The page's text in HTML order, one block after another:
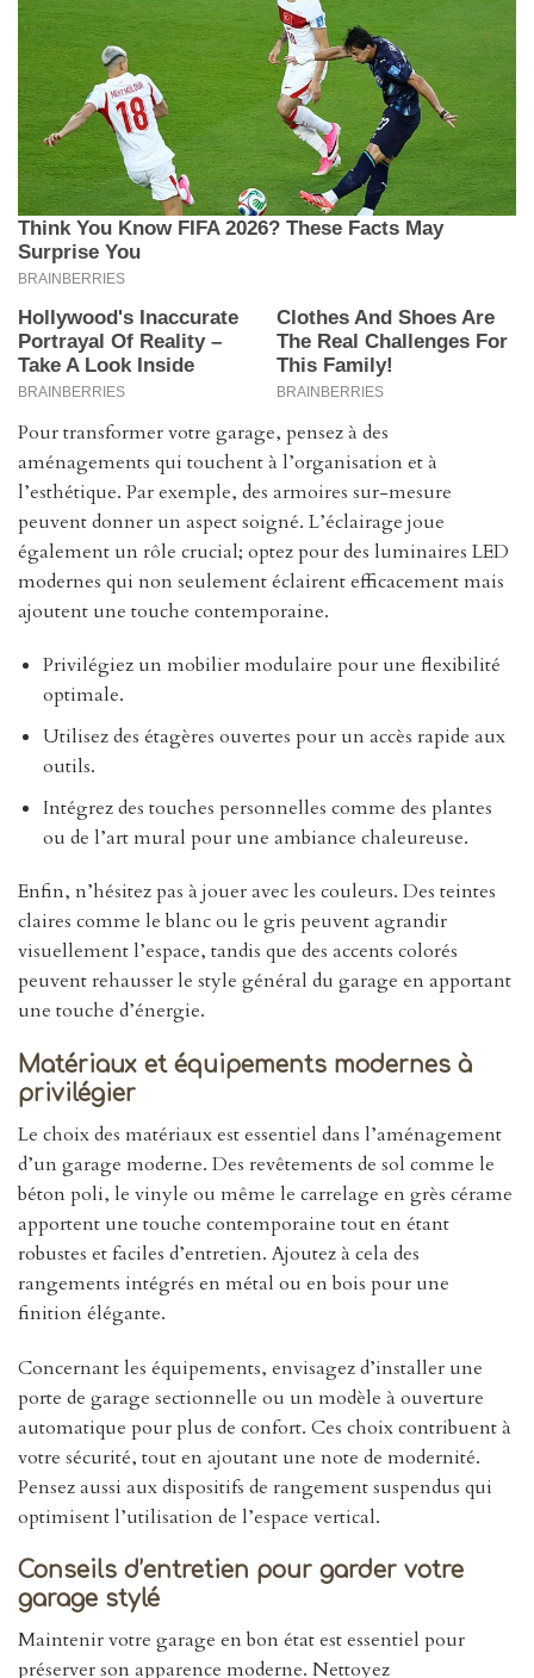
Pour transformer votre garage, pensez à des
aménagements qui touchent à l’organisation et à
l’esthétique. Par exemple, des armoires sur-mesure
peuvent donner un aspect soigné. L’éclairage joue
également un rôle crucial; optez pour des luminaires LED
modernes qui non seulement éclairent efficacement mais
ajoutent une touche contemporaine.
Privilégiez un mobilier modulaire pour une flexibilité
optimale.
Utilisez des étagères ouvertes pour un accès rapide aux
outils.
Intégrez des touches personnelles comme des plantes
ou de l’art mural pour une ambiance chaleureuse.
Enfin, n’hésitez pas à jouer avec les couleurs. Des teintes
claires comme le blanc ou le gris peuvent agrandir
visuellement l’espace, tandis que des accents colorés
peuvent rehausser le style général du garage en apportant
une touche d’énergie.
Matériaux et équipements modernes à
privilégier
Le choix des matériaux est essentiel dans l’aménagement
d’un garage moderne. Des revêtements de sol comme le
béton poli, le vinyle ou même le carrelage en grès cérame
apportent une touche contemporaine tout en étant
robustes et faciles d’entretien. Ajoutez à cela des
rangements intégrés en métal ou en bois pour une
finition élégante.
Concernant les équipements, envisagez d’installer une
porte de garage sectionnelle ou un modèle à ouverture
automatique pour plus de confort. Ces choix contribuent à
votre sécurité, tout en ajoutant une note de modernité.
Pensez aussi aux dispositifs de rangement suspendus qui
optimisent l’utilisation de l’espace vertical.
Conseils d’entretien pour garder votre
garage stylé
Maintenir votre garage en bon état est essentiel pour
préserver son apparence moderne. Nettoyez